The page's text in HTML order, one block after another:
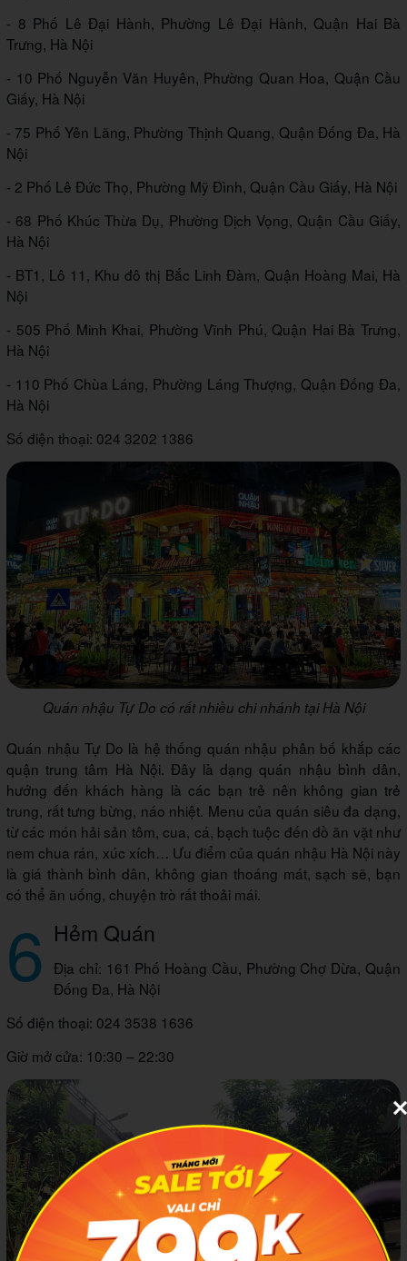
- 8 Phố Lê Đại Hành, Phường Lê Đại Hành, Quận Hai Bà
Trưng, Hà Nội
- 10 Phố Nguyễn Văn Huyên, Phường Quan Hoa, Quận Cầu
Giấy, Hà Nội
- 75 Phố Yên Lãng, Phường Thịnh Quang, Quận Đống Đa, Hà
Nội
- 2 Phố Lê Đức Thọ, Phường Mỹ Đình, Quận Cầu Giấy, Hà Nội
- 68 Phố Khúc Thừa Dụ, Phường Dịch Vọng, Quận Cầu Giấy,
Hà Nội
- BT1, Lô 11, Khu đô thị Bắc Linh Đàm, Quận Hoàng Mai, Hà
Nội
- 505 Phố Minh Khai, Phường Vĩnh Phú, Quận Hai Bà Trưng,
Hà Nội
- 110 Phố Chùa Láng, Phường Láng Thượng, Quận Đống Đa,
Hà Nội
Số điện thoại: 024 3202 1386
Quán nhậu Tự Do có rất nhiều chi nhánh tại Hà Nội
Quán nhậu Tự Do là hệ thống quán nhậu phân bố khắp các
quận trung tâm Hà Nội. Đây là dạng quán nhậu bình dân,
hướng đến khách hàng là các bạn trẻ nên không gian trẻ
trung, rất tưng bừng, náo nhiệt. Menu của quán siêu đa dạng,
từ các món hải sản tôm, cua, cá, bạch tuộc đến đồ ăn vặt như
nem chua rán, xúc xích… Ưu điểm của quán nhậu Hà Nội này
là giá thành bình dân, không gian thoáng mát, sạch sẽ, bạn
có thể ăn uống, chuyện trò rất thoải mái.
6 Hẻm Quán
Địa chỉ: 161 Phố Hoàng Cầu, Phường Chợ Dừa, Quận
Đống Đa, Hà Nội
Số điện thoại: 024 3538 1636
Giờ mở cửa: 10:30 – 22:30